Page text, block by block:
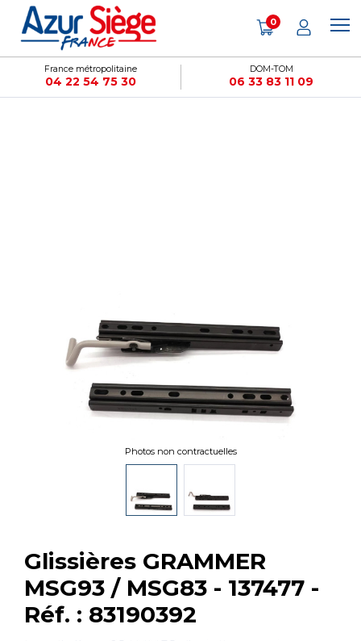
France métropolitaine
04 22 54 75 30
DOM-TOM
06 33 83 11 09
0
Glissières GRAMMER
MSG93 / MSG83 - 137477 -
Réf. : 83190392
Photos non contractuelles
Panneau de gestion des cookies